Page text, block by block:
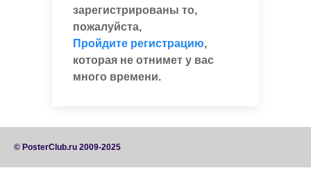
зарегистрированы то,
пожалуйста,
Пройдите регистрацию,
которая не отнимет у вас
много времени.
© PosterClub.ru 2009-2025